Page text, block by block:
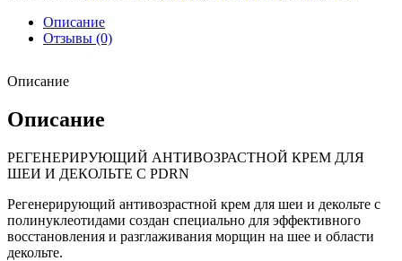
Описание
Отзывы (0)
Описание
Описание
РЕГЕНЕРИРУЮЩИЙ АНТИВОЗРАСТНОЙ КРЕМ ДЛЯ
ШЕИ И ДЕКОЛЬТЕ С PDRN
Регенерирующий антивозрастной крем для шеи и декольте с
полинуклеотидами создан специально для эффективного
восстановления и разглаживания морщин на шее и области
декольте.